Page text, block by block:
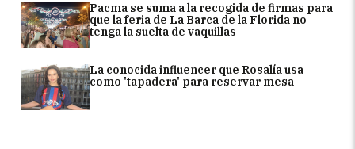
Pacma se suma a la recogida de firmas para
que la feria de La Barca de la Florida no
tenga la suelta de vaquillas
La conocida influencer que Rosalía usa
como 'tapadera' para reservar mesa